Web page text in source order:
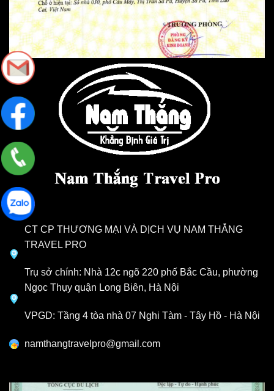
CT CP THƯƠNG MẠI VÀ DỊCH VỤ NAM THẮNG
TRAVEL PRO
Trụ sở chính: Nhà 12c ngõ 220 phố Bắc Cầu, phường
Ngọc Thụy quận Long Biên, Hà Nội
VPGD: Tầng 4 tòa nhà 07 Nghi Tàm - Tây Hồ - Hà Nội
namthangtravelpro@gmail.com